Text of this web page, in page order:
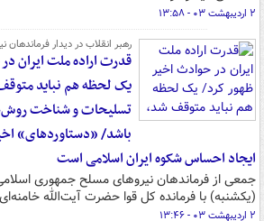
۲ اردیبهشت ۰۳ - ۱۳:۵۸
رهبر انقلاب در دیدار فرماندهان
قدرت اراده ملت ایران
یک لحظه هم نباید
تسلیحات و شناخت
باشد/ «دستاوردهای»
ایجاد احساس شکوه ایران اسلامی است
جمعی از فرماندهان نیروهای مسلح جمهوری
(یکشنبه) با فرمانده کل قوا حضرت آیت‌الله
۲ اردیبهشت ۰۳ - ۱۳:۴۶